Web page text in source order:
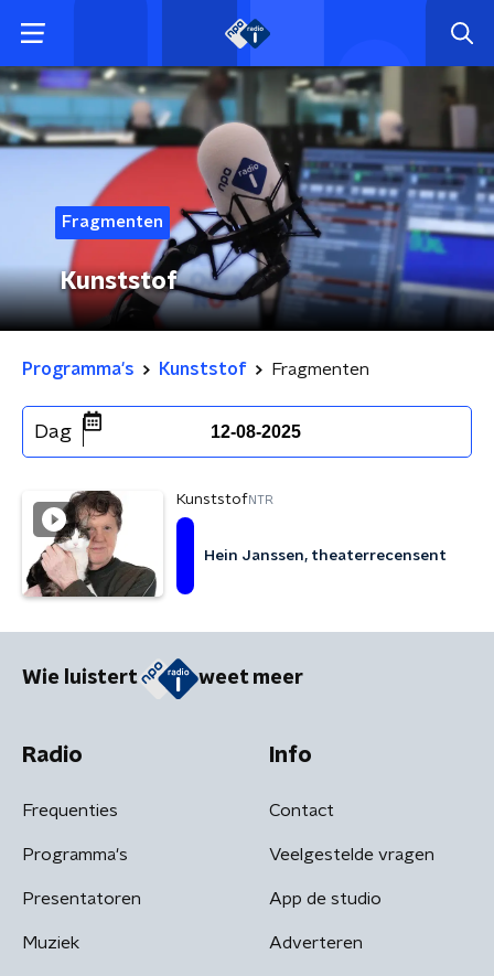
Fragmenten
Kunststof
Programma's Kunststof Fragmenten
Dag 12-08-2025
KunststofNTR
Hein Janssen, theaterrecensent
Wie luistert weet meer
Radio
Frequenties
Programma's
Presentatoren
Muziek
Info
Contact
Veelgestelde vragen
App de studio
Adverteren